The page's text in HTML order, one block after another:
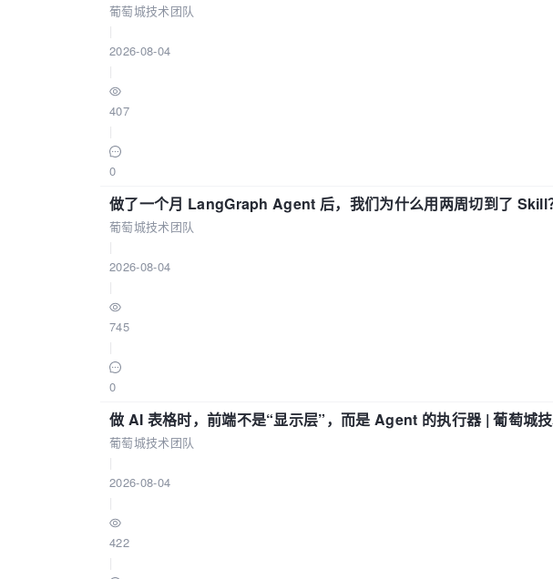
葡萄城技术团队
2026-08-04
407
0
做了一个月 LangGraph Agent 后，我们为什么用两周切到了 Skill
葡萄城技术团队
2026-08-04
745
0
做 AI 表格时，前端不是“显示层”，而是 Agent 的执行器 | 葡萄城
葡萄城技术团队
2026-08-04
422